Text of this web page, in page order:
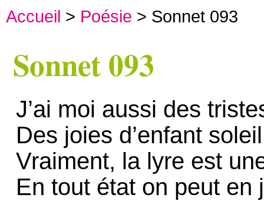
Accueil > Poésie > Sonnet 093
Sonnet 093
J’ai moi aussi des
Des joies d’enfant soleil
Vraiment, la lyre est
En tout état on peut en